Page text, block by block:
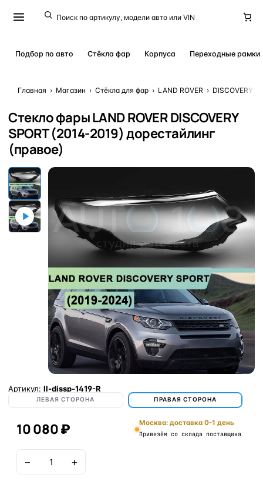
Подбор по авто Стёкла фар Корпуса Переходные рамки
Главная › Магазин › Стёкла для фар › LAND ROVER › DISCOVERY
Стекло фары LAND ROVER DISCOVERY
SPORT (2014-2019) дорестайлинг
(правое)
Артикул: ll-dissp-1419-R
ЛЕВАЯ СТОРОНА ПРАВАЯ СТОРОНА
10 080 ₽ Москва: доставка 0-1 день
Привезём со склада поставщика
− +